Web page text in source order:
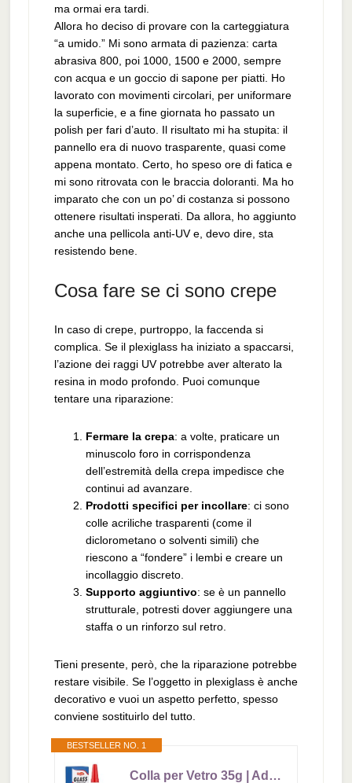
ma ormai era tardi.
Allora ho deciso di provare con la carteggiatura
“a umido.” Mi sono armata di pazienza: carta
abrasiva 800, poi 1000, 1500 e 2000, sempre
con acqua e un goccio di sapone per piatti. Ho
lavorato con movimenti circolari, per uniformare
la superficie, e a fine giornata ho passato un
polish per fari d’auto. Il risultato mi ha stupita: il
pannello era di nuovo trasparente, quasi come
appena montato. Certo, ho speso ore di fatica e
mi sono ritrovata con le braccia doloranti. Ma ho
imparato che con un po’ di costanza si possono
ottenere risultati insperati. Da allora, ho aggiunto
anche una pellicola anti-UV e, devo dire, sta
resistendo bene.
Cosa fare se ci sono crepe
In caso di crepe, purtroppo, la faccenda si
complica. Se il plexiglass ha iniziato a spaccarsi,
l’azione dei raggi UV potrebbe aver alterato la
resina in modo profondo. Puoi comunque
tentare una riparazione:
Fermare la crepa: a volte, praticare un
minuscolo foro in corrispondenza
dell’estremità della crepa impedisce che
continui ad avanzare.
Prodotti specifici per incollare: ci sono
colle acriliche trasparenti (come il
diclorometano o solventi simili) che
riescono a “fondere” i lembi e creare un
incollaggio discreto.
Supporto aggiuntivo: se è un pannello
strutturale, potresti dover aggiungere una
staffa o un rinforzo sul retro.
Tieni presente, però, che la riparazione potrebbe
restare visibile. Se l’oggetto in plexiglass è anche
decorativo e vuoi un aspetto perfetto, spesso
conviene sostituirlo del tutto.
BESTSELLER NO. 1
Colla per Vetro 35g | Adesivo Istantaneo Ultra Resistente e Trasparente - Impermeabile, per Riparare Acrilico, Specchi, Cristallo, Lavoretti Creativi e Altro